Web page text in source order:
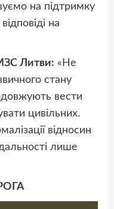
на підтримку
на
Литви: «Не
стану
вести
цивільних.
відносин
лише